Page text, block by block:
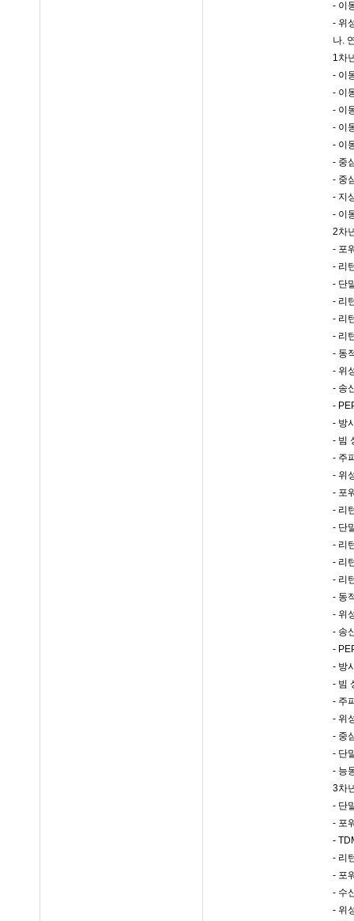
- 이
- 위
나.
1차
- 이
- 이
- 이
- 이
- 이
- 중
- 중
- 지
- 이
2차
- 포
- 리
- 단
- 리
- 리
- 리
- 동
- 위
- 송
-
- 방
- 빔
- 주
- 위
- 포
- 리
- 단
- 리
- 리
- 리
- 동
- 위
- 송
-
- 방
- 빔
- 주
- 위
- 중
- 단
- 능
3차
- 단
- 포
-
- 리
- 포
- 수
- 위